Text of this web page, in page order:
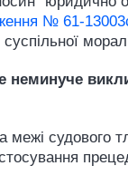
№ 61-
неминуче
межі судового